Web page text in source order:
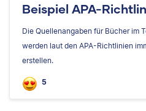
Beispiel APA-
Die Quellenangaben für Bücher im
werden laut den APA-Richtlinien
erstellen.
5